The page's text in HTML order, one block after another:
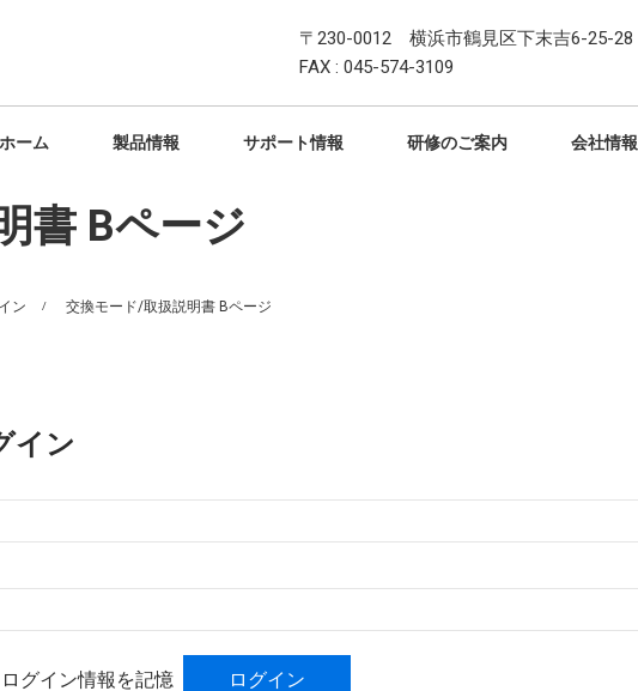
〒230-0012 横浜市鶴見区下末吉6-25-28
FAX : 045-574-3109
ホーム 製品情報 サポート情報 研修のご案内 会社情報
書 Bページ
ン 交換モード/取扱説明書 Bページ
イン
ログイン情報を記憶